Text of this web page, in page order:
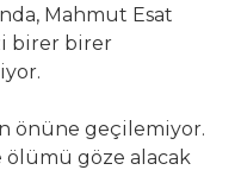
Mahmut Esat
birer birer
önüne geçilemiyor.
ölümü göze alacak